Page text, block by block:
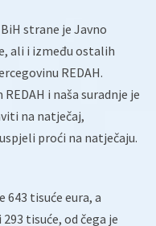
strane je Javno
ali i između ostalih
REDAH.
i naša suradnje je
na natječaj,
proći na natječaju.
tisuće eura, a
tisuće, od čega je